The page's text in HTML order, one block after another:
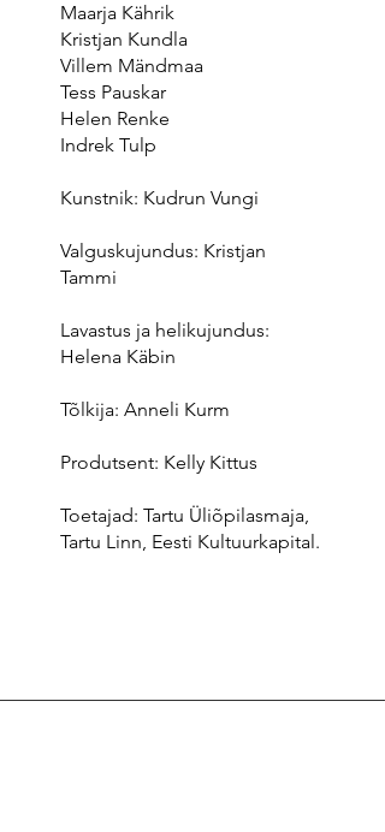
Maarja Kährik
Kristjan Kundla
Villem Mändmaa
Tess Pauskar
Helen Renke
Indrek Tulp
Kunstnik: Kudrun Vungi
Valguskujundus: Kristjan
Tammi
Lavastus ja helikujundus:
Helena Käbin
Tõlkija: Anneli Kurm
Produtsent: Kelly Kittus
Toetajad: Tartu Üliõpilasmaja,
Tartu Linn, Eesti Kultuurkapital.